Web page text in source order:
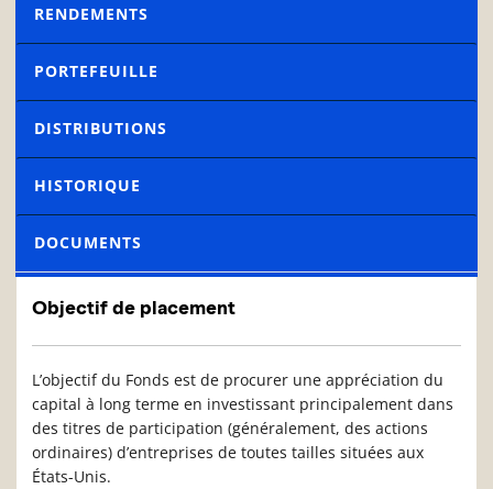
RENDEMENTS
PORTEFEUILLE
DISTRIBUTIONS
HISTORIQUE
DOCUMENTS
Objectif de placement
L’objectif du Fonds est de procurer une appréciation du
capital à long terme en investissant principalement dans
des titres de participation (généralement, des actions
ordinaires) d’entreprises de toutes tailles situées aux
États-Unis.